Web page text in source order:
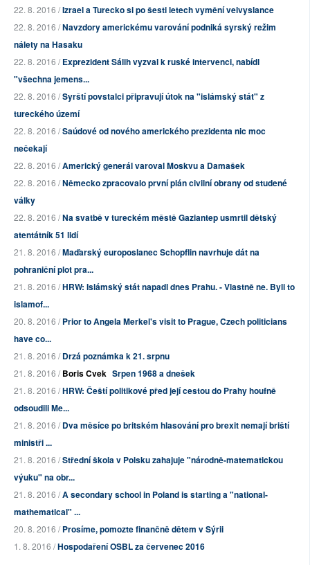
22. 8. 2016 /Izrael a Turecko si po šesti letech vymění velvyslance
22. 8. 2016 /Navzdory americkému varování podniká syrský režim
nálety na Hasaku
22. 8. 2016 /Exprezident Sálih vyzval k ruské intervenci, nabídl
"všechna jemens...
22. 8. 2016 /Syrští povstalci připravují útok na "islámský stát" z
tureckého území
22. 8. 2016 /Saúdové od nového amerického prezidenta nic moc
nečekají
22. 8. 2016 /Americký generál varoval Moskvu a Damašek
22. 8. 2016 /Německo zpracovalo první plán civilní obrany od studené
války
22. 8. 2016 /Na svatbě v tureckém městě Gaziantep usmrtil dětský
atentátník 51 lidí
21. 8. 2016 /Maďarský europoslanec Schopflin navrhuje dát na
pohraniční plot pra...
21. 8. 2016 /HRW: Islámský stát napadl dnes Prahu. - Vlastně ne. Byli to
islamof...
20. 8. 2016 /Prior to Angela Merkel's visit to Prague, Czech politicians
have co...
21. 8. 2016 /Drzá poznámka k 21. srpnu
21. 8. 2016 /Boris Cvek Srpen 1968 a dnešek
21. 8. 2016 /HRW: Čeští politikové před její cestou do Prahy houfně
odsoudili Me...
21. 8. 2016 /Dva měsíce po britském hlasování pro brexit nemají briští
ministři ...
21. 8. 2016 /Střední škola v Polsku zahajuje "národně-matematickou
výuku" na obr...
21. 8. 2016 /A secondary school in Poland is starting a "national-
mathematical" ...
20. 8. 2016 /Prosíme, pomozte finančně dětem v Sýrii
1. 8. 2016 /Hospodaření OSBL za červenec 2016